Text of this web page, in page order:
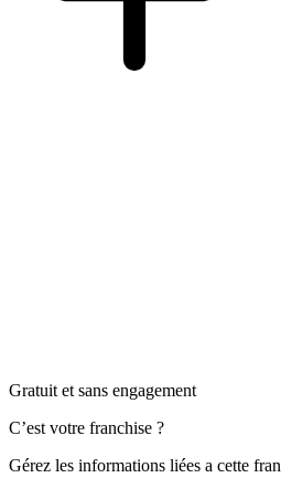
Gratuit et sans engagement
C’est votre franchise ?
Gérez les informations liées a cette